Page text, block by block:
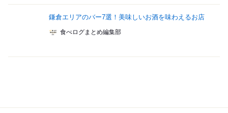
鎌倉エリアのバー7選！美味しいお酒を味わえるお店
食べログまとめ編集部